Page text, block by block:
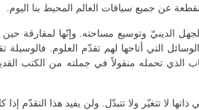
عن جميع سياقات العالم المحيط بنا اليوم.
وتوسيع مساحته. وإنّها لمفارقة حين
التي أتاحها لهم تقدّم العلوم.
الذي تحمله منقولاً في جملته من الكتب
لا تتغيّر ولا تتبدّل. ولن يفيد هذا التقدّم